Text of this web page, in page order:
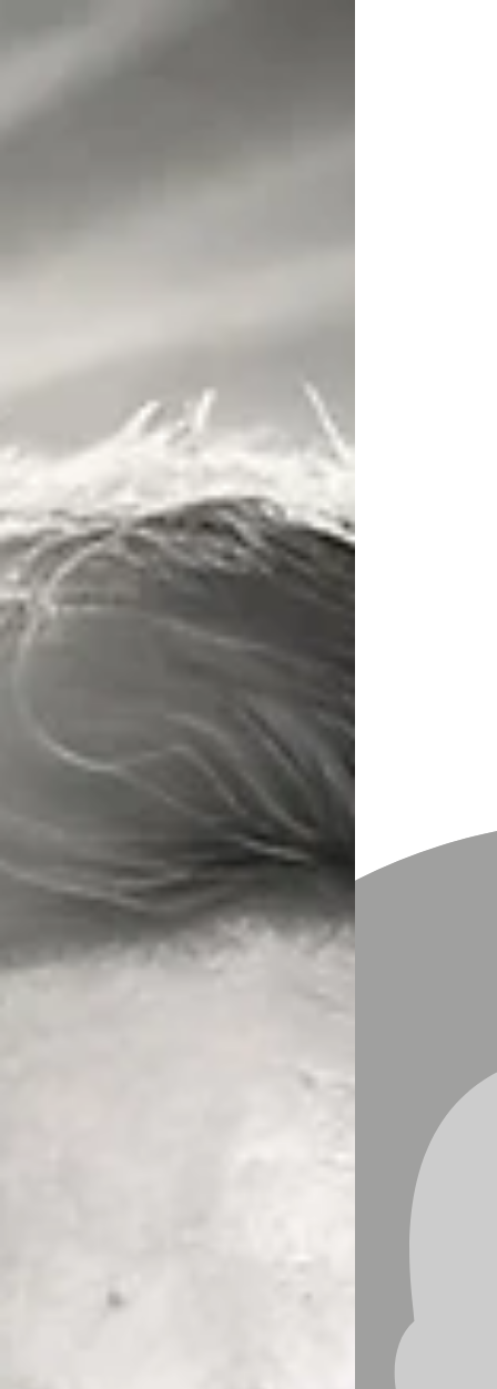
Coaching
Consulting
Psychologische Beratung
Paarberatung
Talentetest
Blog
Termin buchen
Referenzen
Kontakt
Veranstaltungen
Beitrag
Coaches und Beratern: 9
Punkte, wie du den
Unterschied erkennst!
hemmelmayr
18. Apr. 2024
3 Min. Lesezeit
mehr Schaden als Nutzen anrichten können.